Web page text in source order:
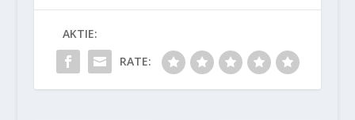
AKTIE:
RATE: